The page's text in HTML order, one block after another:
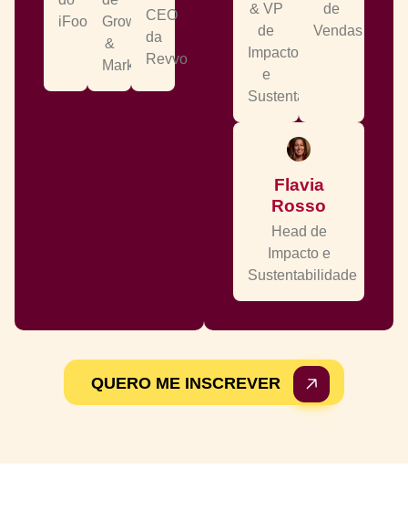
iFood
Growth
&
Marketing
CEO
da
Revvo
& VP
de
Impacto
e
Sustentabilidade
de
Vendas
Flavia
Rosso
Head de
Impacto e
Sustentabilidade
QUERO ME INSCREVER